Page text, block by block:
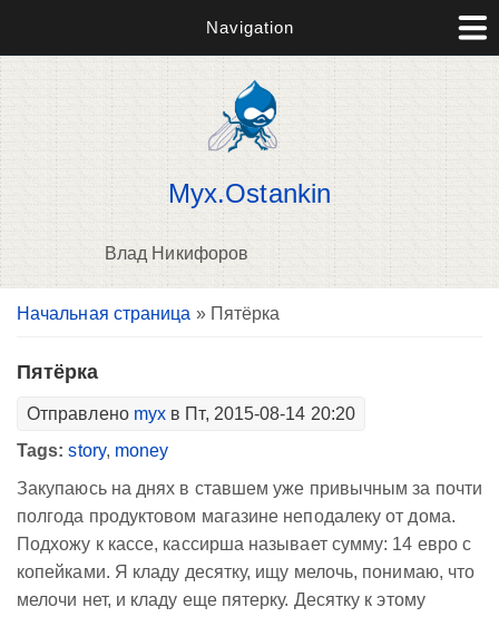
Navigation
Myx.Ostankin
Влад Никифоров
Вы здесь
Начальная страница » Пятёрка
Пятёрка
Отправлено myx в Пт, 2015-08-14 20:20
Tags:story, money
Закупаюсь на днях в ставшем уже привычным за почти
полгода продуктовом магазине неподалеку от дома.
Подхожу к кассе, кассирша называет сумму: 14 евро с
копейками. Я кладу десятку, ищу мелочь, понимаю, что
мелочи нет, и кладу еще пятерку. Десятку к этому